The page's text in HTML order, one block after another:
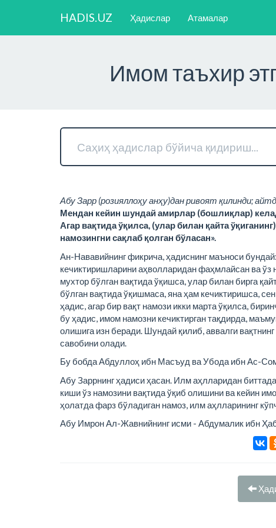
HADIS.UZ Ҳадислар Атамалар
Имом таъхир
Абу Зарр (розияллоҳу анҳу)дан ривоят қилинди;
Мендан кейин шундай амирлар (бошлиқлар)
Агар вақтида ўқилса, (улар билан қайта
намозингни сақлаб қолган бўласан».
Ан-Нававийнинг фикрича, ҳадиснинг маъноси
кечиктиришларини аҳволларидан фаҳмлайсан ва ўз
мухтор бўлган вақтида ўқишса, улар билан бирга
бўлган вақтида ўқишмаса, яна ҳам кечиктиришса,
ҳадис, агар бир вақт намози икки марта ўқилса,
бу ҳадис, имом намозни кечиктирган тақдирда,
олишига изн беради. Шундай қилиб, аввалги
савобини олади.
Бу бобда Абдуллоҳ ибн Масъуд ва Убода ибн Ас-
Абу Заррнинг ҳадиси ҳасан. Илм аҳлларидан
киши ўз намозини вақтида ўқиб олишини ва кейин
ҳолатда фарз бўладиган намоз, илм аҳлларининг
Абу Имрон Ал-Жавнийнинг исми - Абдумалик ибн